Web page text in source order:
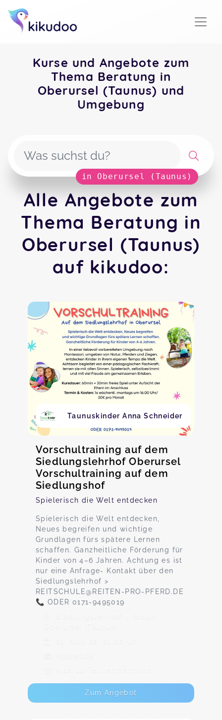
Kurse und Angebote zum
Thema Beratung in
Oberursel (Taunus) und
Umgebung
in Oberursel (Taunus)
Alle Angebote zum
Thema Beratung in
Oberursel (Taunus)
auf kikudoo:
Taunuskinder Anna Schneider
Vorschultraining auf dem
Siedlungslehrhof Oberursel
Vorschultraining auf dem
Siedlungshof
Spielerisch die Welt entdecken
Spielerisch die Welt entdecken,
Neues begreifen und wichtige
Grundlagen fürs spätere Lernen
schaffen. Ganzheitliche Förderung für
Kinder von 4–6 Jahren. Achtung es ist
nur eine Anfrage- Kontakt über den
Siedlungslehrhof >
REITSCHULE@REITEN-PRO-PFERD.DE
📞 ODER 0171-9495019
Siedlungslehrhof 1, 61440
Oberursel (Taunus)
24. Nov. 25, 01:00 Uhr
Max. 10 TeilnehmerInnen
Zum Angebot